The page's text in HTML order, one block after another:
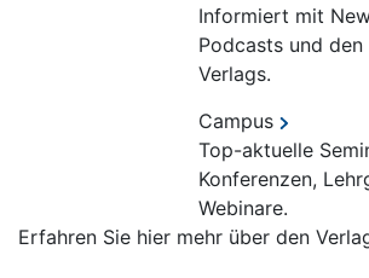
Informiert mit
Podcasts und
Verlags.
Campus
Top-aktuelle
Konferenzen,
Webinare.
Erfahren Sie hier mehr über den